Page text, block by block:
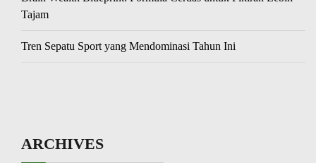
Tajam
Tren Sepatu Sport yang Mendominasi Tahun Ini
ARCHIVES